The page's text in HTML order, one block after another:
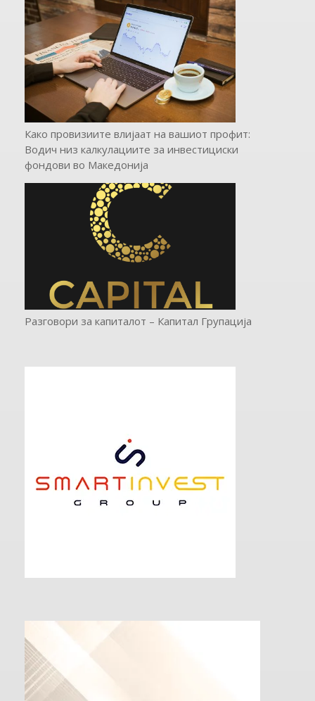
Како провизиите влијаат на вашиот профит:
Водич низ калкулациите за инвестициски
фондови во Mакедонија
Разговори за капиталот – Капитал Групација